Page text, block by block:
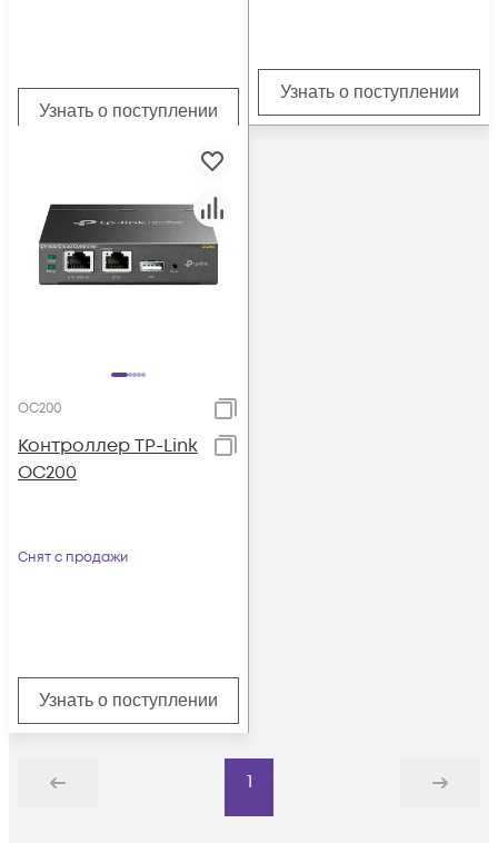
Узнать о поступлении
Узнать о поступлении
OC200
Контроллер TP-Link
OC200
Снят с продажи
Узнать о поступлении
Назад
1
Дальше